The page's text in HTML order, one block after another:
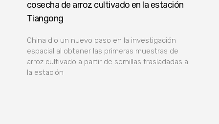
cosecha de arroz cultivado en la estación
Tiangong
China dio un nuevo paso en la investigación
espacial al obtener las primeras muestras de
arroz cultivado a partir de semillas trasladadas a
la estación